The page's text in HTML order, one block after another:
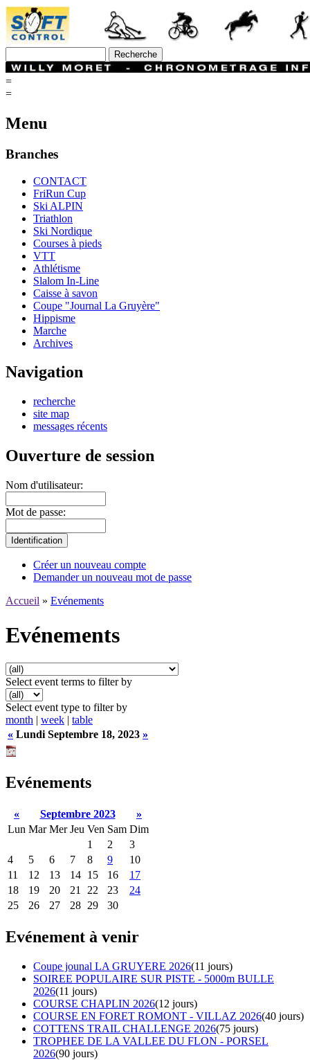
=
=
Menu
Branches
CONTACT
FriRun Cup
Ski ALPIN
Triathlon
Ski Nordique
Courses à pieds
VTT
Athlétisme
Slalom In-Line
Caisse à savon
Coupe "Journal La Gruyère"
Hippisme
Marche
Archives
Navigation
recherche
site map
messages récents
Ouverture de session
Nom d'utilisateur:
Mot de passe:
Créer un nouveau compte
Demander un nouveau mot de passe
Accueil » Evénements
Evénements
Select event terms to filter by
Select event type to filter by
month | week | table
« Lundi Septembre 18, 2023 »
Evénements
« Septembre 2023
»
Lun Mar Mer Jeu Ven Sam Dim
1
2
3
4
5 6 7 8 9
10
11
12 13 14 15 16
17
18
19 20 21 22 23
24
25
26 27 28 29 30
Evénement à venir
Coupe jounal LA GRUYERE 2026(11 jours)
SOIREE POPULAIRE SUR PISTE - 5000m BULLE
2026(11 jours)
COURSE CHAPLIN 2026(12 jours)
COURSE EN FORET ROMONT - VILLAZ 2026(40 jours)
COTTENS TRAIL CHALLENGE 2026(75 jours)
TROPHEE DE LA VALLEE DU FLON - PORSEL
2026(90 jours)